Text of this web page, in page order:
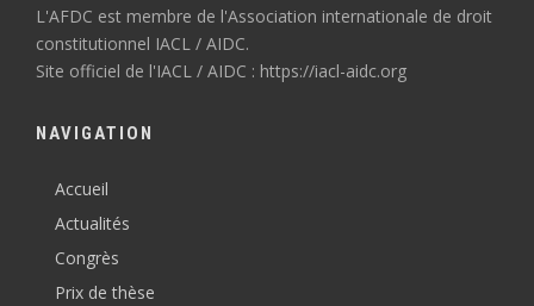
L'AFDC est membre de l'Association internationale de droit
constitutionnel IACL / AIDC.
Site officiel de l'IACL / AIDC : https://iacl-aidc.org
NAVIGATION
Accueil
Actualités
Congrès
Prix de thèse